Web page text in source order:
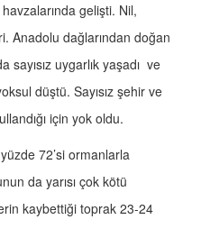
gelişti. Nil,
Anadolu dağlarından doğan
sayısız uygarlık yaşadı ve
düştü. Sayısız şehir ve
için yok oldu.
72’si ormanlarla
da yarısı çok kötü
kaybettiği toprak 23-24